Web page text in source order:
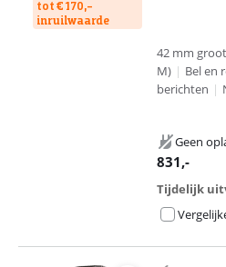
tot € 170,-
inruilwaarde
42 mm
M) | Bel en
berichten |
Geen
831,-
Tijdelijk